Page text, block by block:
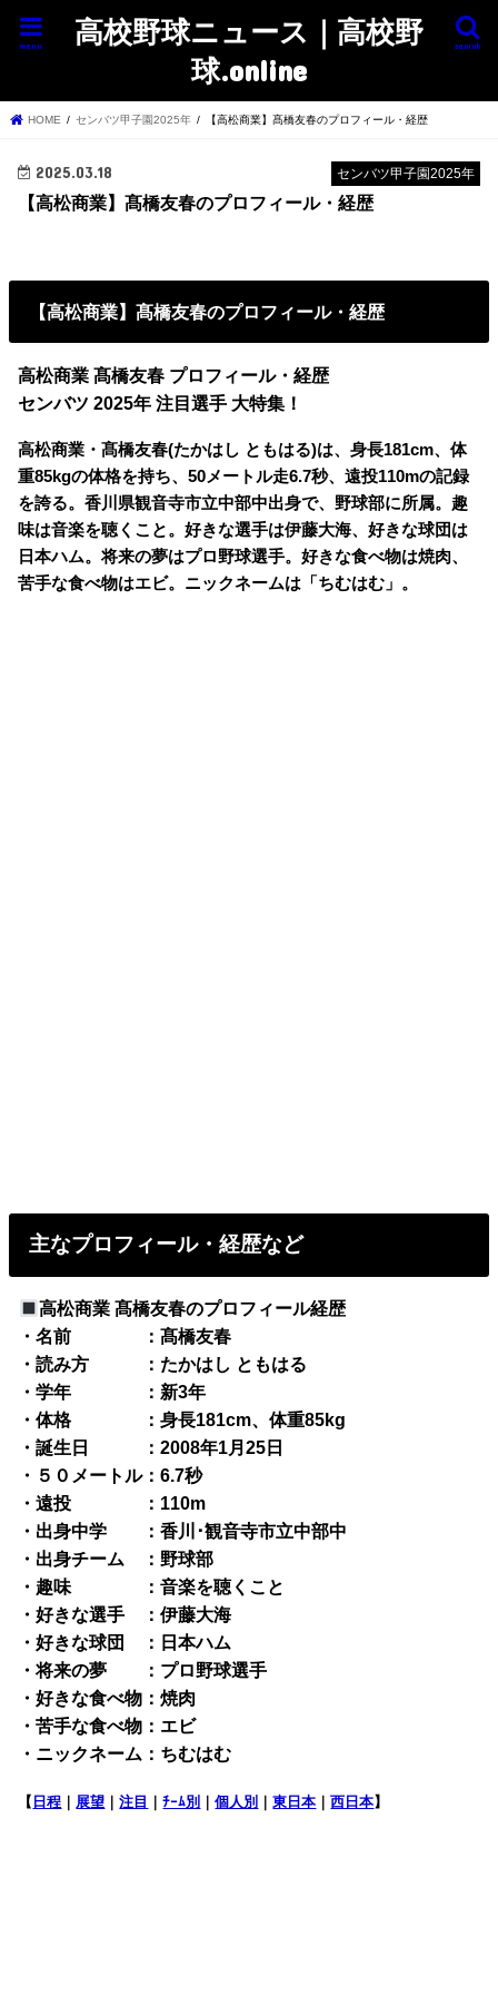
高校野球ニュース｜高校野
球.online
search
menu
HOME センバツ甲子園2025年 【高松商業】髙橋友春のプロフィール・経歴
センバツ甲子園2025年
2025.03.18
【高松商業】髙橋友春のプロフィール・経歴
【高松商業】髙橋友春のプロフィール・経歴
高松商業 髙橋友春 プロフィール・経歴
センバツ 2025年 注目選手 大特集！
高松商業・髙橋友春(たかはし ともはる)は、身長181cm、体
重85kgの体格を持ち、50メートル走6.7秒、遠投110mの記録
を誇る。香川県観音寺市立中部中出身で、野球部に所属。趣
味は音楽を聴くこと。好きな選手は伊藤大海、好きな球団は
日本ハム。将来の夢はプロ野球選手。好きな食べ物は焼肉、
苦手な食べ物はエビ。ニックネームは「ちむはむ」。
主なプロフィール・経歴など
高松商業 髙橋友春のプロフィール経歴
・名前 ：髙橋友春
・読み方 ：たかはし ともはる
・学年 ：新3年
・体格 ：身長181cm、体重85kg
・誕生日 ：2008年1月25日
・５０メートル：6.7秒
・遠投 ：110m
・出身中学 ：香川･観音寺市立中部中
・出身チーム ：野球部
・趣味 ：音楽を聴くこと
・好きな選手 ：伊藤大海
・好きな球団 ：日本ハム
・将来の夢 ：プロ野球選手
・好きな食べ物：焼肉
・苦手な食べ物：エビ
・ニックネーム：ちむはむ
【 日程 ｜ 展望 ｜注目 ｜ﾁｰﾑ別 ｜個人別 ｜東日本 ｜西日本】